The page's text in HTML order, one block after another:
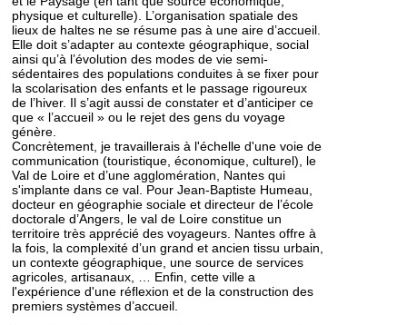
physique et culturelle). L’organisation spatiale des
lieux de haltes ne se résume pas à une aire d’accueil.
Elle doit s’adapter au contexte géographique, social
ainsi qu’à l’évolution des modes de vie semi-
sédentaires des populations conduites à se fixer pour
la scolarisation des enfants et le passage rigoureux
de l’hiver. Il s’agit aussi de constater et d’anticiper ce
que « l’accueil » ou le rejet des gens du voyage
génère.
Concrètement, je travaillerais à l'échelle d'une voie de
communication (touristique, économique, culturel), le
Val de Loire et d’une agglomération, Nantes qui
s'implante dans ce val. Pour Jean-Baptiste Humeau,
docteur en géographie sociale et directeur de l’école
doctorale d’Angers, le val de Loire constitue un
territoire très apprécié des voyageurs. Nantes offre à
la fois, la complexité d’un grand et ancien tissu urbain,
un contexte géographique, une source de services
agricoles, artisanaux, … Enfin, cette ville a
l'expérience d'une réflexion et de la construction des
premiers systèmes d’accueil.